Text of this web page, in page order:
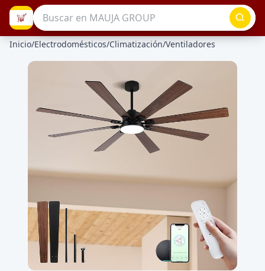
Inicio/Electrodomésticos/Climatización/Ventiladores